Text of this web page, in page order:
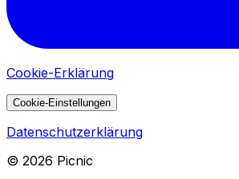
Cookie-Erklärung
Cookie-Einstellungen
Datenschutzerklärung
© 2026 Picnic